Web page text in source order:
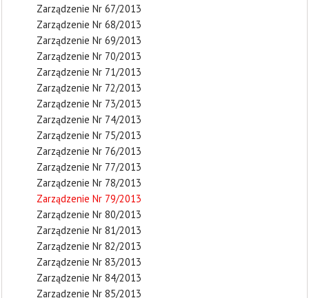
Zarządzenie Nr 67/2013
Zarządzenie Nr 68/2013
Zarządzenie Nr 69/2013
Zarządzenie Nr 70/2013
Zarządzenie Nr 71/2013
Zarządzenie Nr 72/2013
Zarządzenie Nr 73/2013
Zarządzenie Nr 74/2013
Zarządzenie Nr 75/2013
Zarządzenie Nr 76/2013
Zarządzenie Nr 77/2013
Zarządzenie Nr 78/2013
Zarządzenie Nr 79/2013
Zarządzenie Nr 80/2013
Zarządzenie Nr 81/2013
Zarządzenie Nr 82/2013
Zarządzenie Nr 83/2013
Zarządzenie Nr 84/2013
Zarządzenie Nr 85/2013